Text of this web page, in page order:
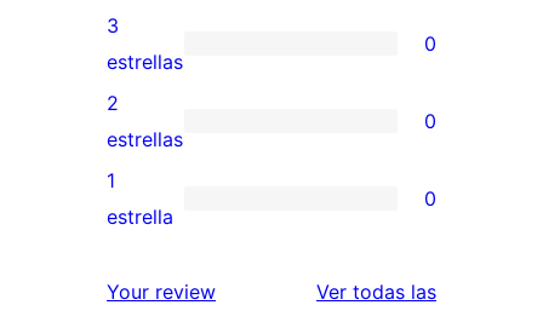
5
estrellas
valoraciones
de
4
estrellas
0
valoraciones
de
3
estrellas
3
estrellas
0
0
valoraciones
de
estrellas
2
estrellas
0
0
de
1
estrella
0
Your review Ver todas las